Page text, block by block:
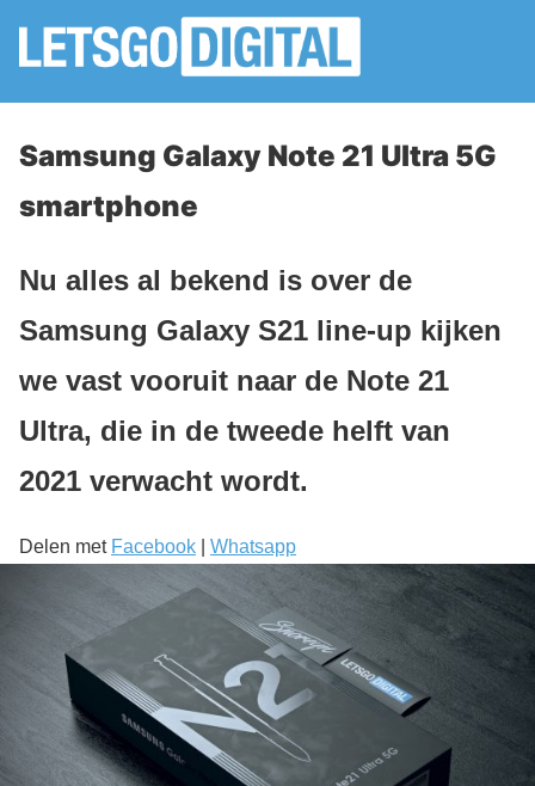
Samsung Galaxy Note 21 Ultra 5G
smartphone
Nu alles al bekend is over de
Samsung Galaxy S21 line-up kijken
we vast vooruit naar de Note 21
Ultra, die in de tweede helft van
2021 verwacht wordt.
Delen met Facebook Whatsapp